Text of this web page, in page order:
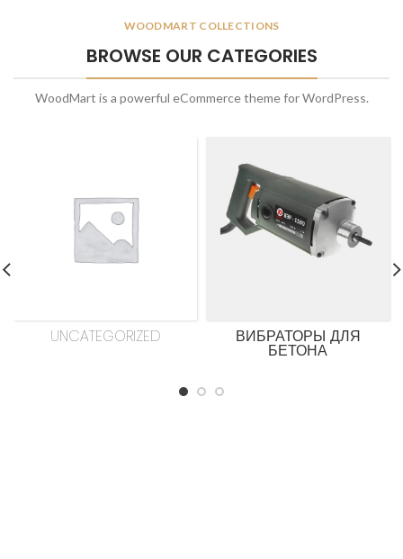
WOODMART COLLECTIONS
BROWSE OUR CATEGORIES
WoodMart is a powerful eCommerce theme for WordPress.
UNCATEGORIZED ВИБРАТОРЫ ДЛЯ
БЕТОНА